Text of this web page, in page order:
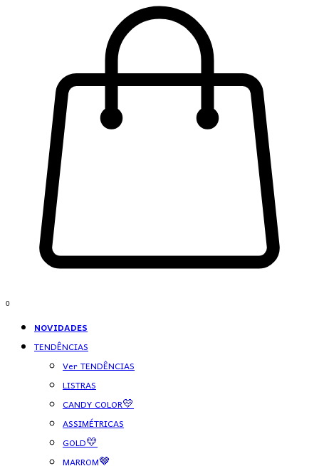
0
NOVIDADES
TENDÊNCIAS
Ver TENDÊNCIAS
LISTRAS
CANDY COLOR💛
ASSIMÉTRICAS
GOLD💛